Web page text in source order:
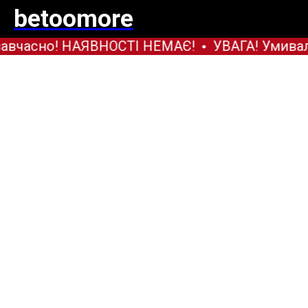
betoomore
НАЯВНОСТІ НЕМАЄ!
УВАГА!